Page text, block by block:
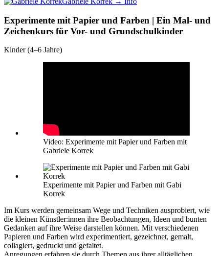
Experimente mit Papier und Farben | Ein Mal- und
Zeichenkurs für Vor- und Grundschulkinder
Kinder (4–6 Jahre)
Video: Experimente mit Papier und Farben mit
Gabriele Korrek
Experimente mit Papier und Farben mit Gabi
Korrek
Im Kurs werden gemeinsam Wege und Techniken ausprobiert, wie
die kleinen Künstler:innen ihre Beobachtungen, Ideen und bunten
Gedanken auf ihre Weise darstellen können. Mit verschiedenen
Papieren und Farben wird experimentiert, gezeichnet, gemalt,
collagiert, gedruckt und gefaltet.